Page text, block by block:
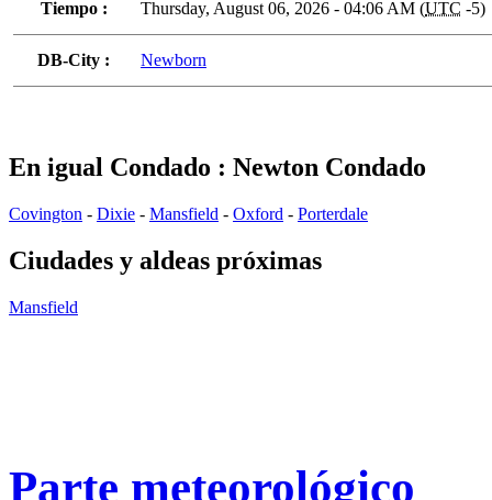
Tiempo :
Thursday, August 06, 2026 - 04:06 AM (UTC -5)
DB-City : Newborn
En igual Condado : Newton Condado
Covington - Dixie - Mansfield - Oxford - Porterdale
Ciudades y aldeas próximas
Mansfield
Parte meteorológico